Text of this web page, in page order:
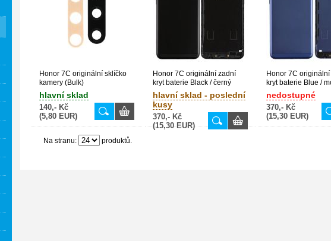
Honor 7C originální sklíčko
kamery (Bulk)
hlavní sklad
140,- Kč
(5,80 EUR)
Honor 7C originální zadní
kryt baterie Black / černý
(Bulk)
hlavní sklad - poslední
kusy
370,- Kč
(15,30 EUR)
Honor 7C
kryt baterie Blue /
(Bulk)
nedostupné
370,- Kč
(15,30 EUR)
Na stranu: produktů.